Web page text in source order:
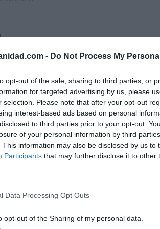
- Do Not Process My
opt-out of the sale, sharing to third parties, or
for targeted advertising by us, please
selection. Please note that after your opt-out
interest-based ads based on personal
to third parties prior to your opt-out.
of your personal information by third
This information may also be disclosed by us to
Participants that may further disclose it to other
Data Processing Opt Outs
opt-out of the Sharing of my personal data.
La bancada provida impulsa una
incluir que el derecho a la
08/08/26 06:00
de Hiroshima no perseguía a
sí: era la ciudad católica del
08/08/26 06:00
y la ganará la Virgen